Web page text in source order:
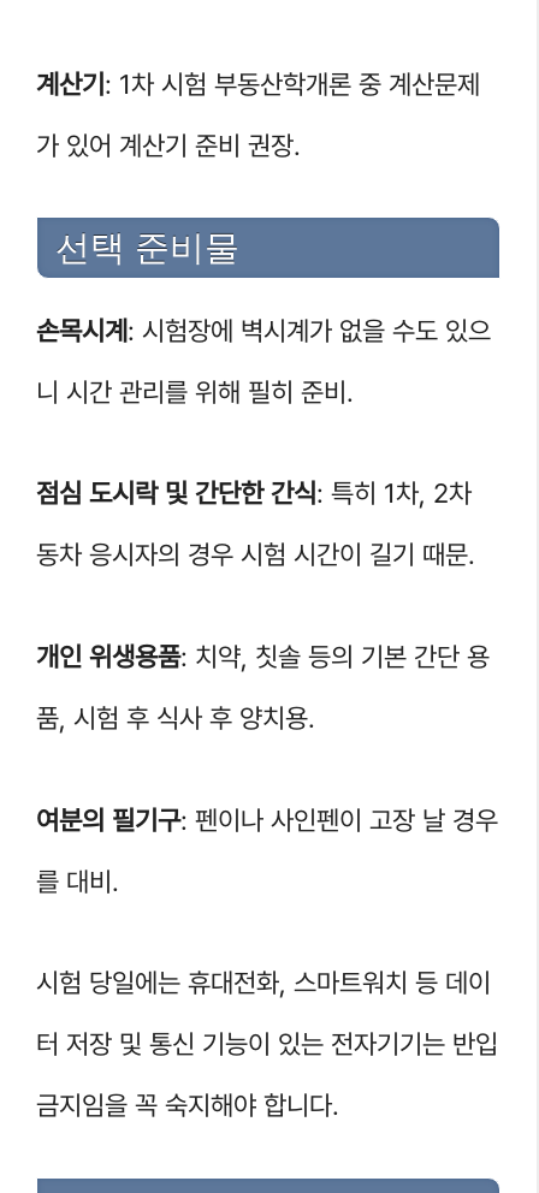
계산기 : 1차 시험 부동산학개론 중 계산문제
가 있어 계산기 준비 권장.
선택 준비물
손목시계 : 시험장에 벽시계가 없을 수도 있으
니 시간 관리를 위해 필히 준비.
점심 도시락 및 간단한 간식: 특히 1차, 2차
동차 응시자의 경우 시험 시간이 길기 때문.
개인 위생용품: 치약, 칫솔 등의 기본 간단 용
품, 시험 후 식사 후 양치용.
여분의 필기구: 펜이나 사인펜이 고장 날 경우
를 대비.
시험 당일에는 휴대전화, 스마트워치 등 데이
터 저장 및 통신 기능이 있는 전자기기는 반입
금지임을 꼭 숙지해야 합니다.